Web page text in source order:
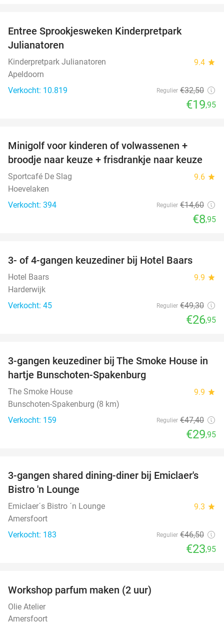
Entree Sprookjesweken Kinderpretpark
Julianatoren
Kinderpretpark Julianatoren 9.4 star
Apeldoorn
Verkocht: 10.819
Regulier €32,50
€19,95
Minigolf voor kinderen of volwassenen +
broodje naar keuze + frisdrankje naar keuze
Sportcafé De Slag 9.6 star
Hoevelaken
Verkocht: 394
Regulier €14,60
€8,95
3- of 4-gangen keuzediner bij Hotel Baars
Hotel Baars 9.9 star
Harderwijk
Verkocht: 45
Regulier €49,30
€26,95
37%
3-gangen keuzediner bij The Smoke House in
hartje Bunschoten-Spakenburg
The Smoke House 9.9 star
Bunschoten-Spakenburg (8 km)
Verkocht: 159
Regulier €47,40
€29,95
48%
3-gangen shared dining-diner bij Emiclaer's
Bistro 'n Lounge
Emiclaer´s Bistro ´n Lounge 9.3 star
Amersfoort
Verkocht: 183
Regulier €46,50
€23,95
Workshop parfum maken (2 uur)
Olie Atelier
Amersfoort